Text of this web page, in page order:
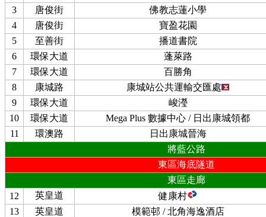
3
唐俊街
佛教志蓮小學
4
唐俊街
寶盈花園
5
至善街
播道書院
6
環保大道
蓬萊路
7
環保大道
百勝角
8
康城路
康城站公共運輸交匯處
9
環保大道
峻瀅
10
環保大道
Mega Plus 數據中心 / 日出康城領都
11
環澳路
日出康城晉海
將藍公路
東區海底隧道
東區走廊
12
英皇道
健康村
13
英皇道
模範邨 / 北角海逸酒店